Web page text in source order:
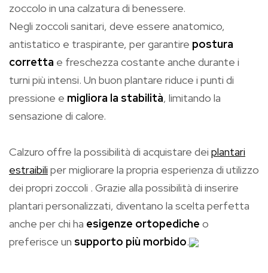
zoccolo in una calzatura di benessere.
Negli zoccoli sanitari, deve essere anatomico,
antistatico e traspirante, per garantire postura
corretta e freschezza costante anche durante i
turni più intensi. Un buon plantare riduce i punti di
pressione e migliora la stabilità, limitando la
sensazione di calore.
Calzuro offre la possibilità di acquistare dei plantari
estraibili per migliorare la propria esperienza di utilizzo
dei propri zoccoli . Grazie alla possibilità di inserire
plantari personalizzati, diventano la scelta perfetta
anche per chi ha esigenze ortopediche o
preferisce un supporto più morbido.